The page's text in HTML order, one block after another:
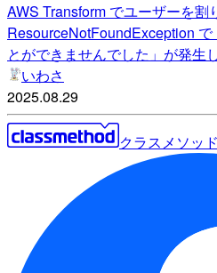
AWS Transform でユーザーを割
ResourceNotFoundException
とができませんでした」が発生
いわさ
2025.08.29
クラスメソッ